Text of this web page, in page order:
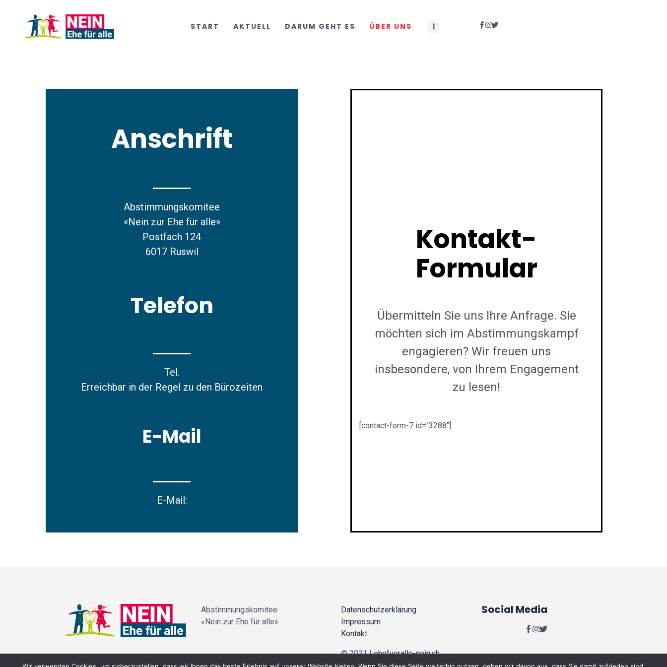
START AKTUELL DARUM GEHT ES ÜBER UNS
ÜBER UNS
Anschrift
Abstimmungskomitee
«Nein zur Ehe für alle»
Postfach 124
6017 Ruswil
Telefon
Tel.
Erreichbar in der Regel zu den Bürozeiten
E-Mail
E-Mail:
Kontakt-
Formular
Übermitteln Sie uns Ihre Anfrage. Sie
möchten sich im Abstimmungskampf
engagieren? Wir freuen uns
insbesondere, von Ihrem Engagement
zu lesen!
[contact-form-7 id="3288"]
Abstimmungskomitee
«Nein zur Ehe für alle»
Datenschutzerklärung
Impressum
Kontakt
© 2021 |ehefueralle-nein.ch
Social Media